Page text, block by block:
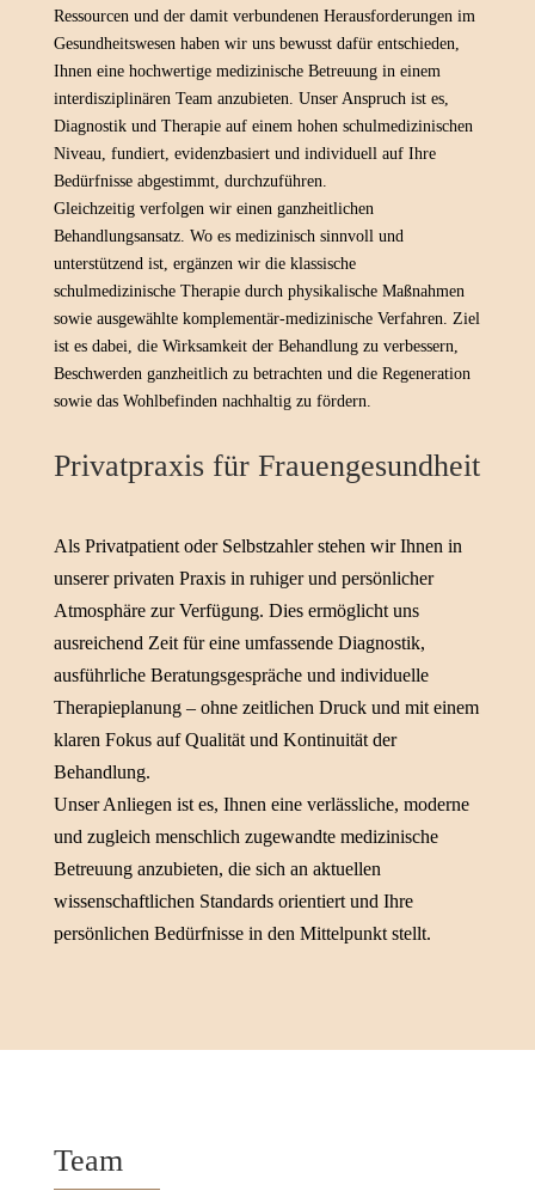
Ressourcen und der damit verbundenen Herausforderungen im
Gesundheitswesen haben wir uns bewusst dafür entschieden,
Ihnen eine hochwertige medizinische Betreuung in einem
interdisziplinären Team anzubieten. Unser Anspruch ist es,
Diagnostik und Therapie auf einem hohen schulmedizinischen
Niveau, fundiert, evidenzbasiert und individuell auf Ihre
Bedürfnisse abgestimmt, durchzuführen.
Gleichzeitig verfolgen wir einen ganzheitlichen
Behandlungsansatz. Wo es medizinisch sinnvoll und
unterstützend ist, ergänzen wir die klassische
schulmedizinische Therapie durch physikalische Maßnahmen
sowie ausgewählte komplementär‑medizinische Verfahren. Ziel
ist es dabei, die Wirksamkeit der Behandlung zu verbessern,
Beschwerden ganzheitlich zu betrachten und die Regeneration
sowie das Wohlbefinden nachhaltig zu fördern.
Privatpraxis für Frauengesundheit
Als Privatpatient oder Selbstzahler stehen wir Ihnen in
unserer privaten Praxis in ruhiger und persönlicher
Atmosphäre zur Verfügung. Dies ermöglicht uns
ausreichend Zeit für eine umfassende Diagnostik,
ausführliche Beratungsgespräche und individuelle
Therapieplanung – ohne zeitlichen Druck und mit einem
klaren Fokus auf Qualität und Kontinuität der
Behandlung.
Unser Anliegen ist es, Ihnen eine verlässliche, moderne
und zugleich menschlich zugewandte medizinische
Betreuung anzubieten, die sich an aktuellen
wissenschaftlichen Standards orientiert und Ihre
persönlichen Bedürfnisse in den Mittelpunkt stellt.
Team